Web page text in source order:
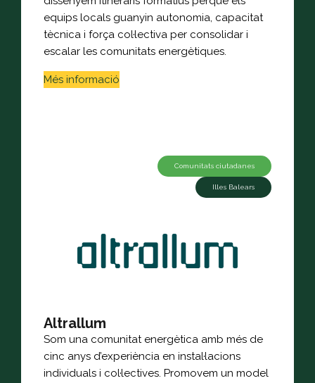
equips locals guanyin autonomia, capacitat
tècnica i força col·lectiva per consolidar i
escalar les comunitats energètiques.
Més informació
Comunitats ciutadanes
Illes Balears
Altrallum
Som una comunitat energètica amb més de
cinc anys d’experiència en instal·lacions
individuals i col·lectives. Promovem un model